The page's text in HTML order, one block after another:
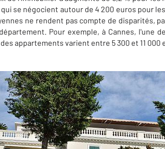
se négocient autour de 4 200 euros pour
ne rendent pas compte de disparités,
département. Pour exemple, à Cannes,
appartements varient entre 5 300 et 11 000